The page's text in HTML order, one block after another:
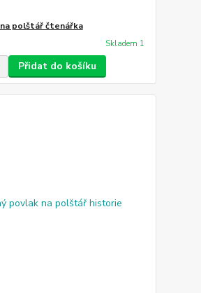
polštář čtenářka
Skladem 1
Přidat do košíku